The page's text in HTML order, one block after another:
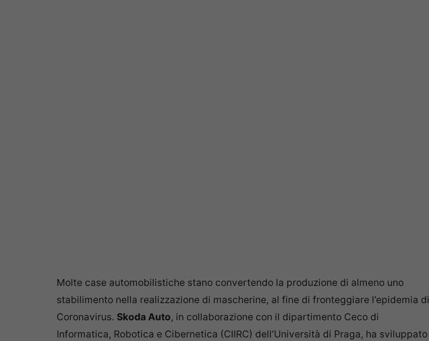
Molte case automobilistiche stano convertendo la produzione di almeno uno
stabilimento nella realizzazione di mascherine, al fine di fronteggiare l’epidemia di
Coronavirus. Skoda Auto, in collaborazione con il dipartimento Ceco di
Informatica, Robotica e Cibernetica (CIIRC) dell’Università di Praga, ha sviluppato